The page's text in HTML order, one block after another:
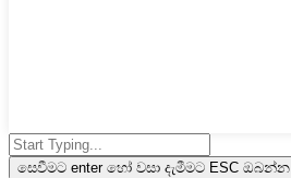
සෙවීමට enter හෝ වසා දැමීමට ESC ඔබන්න